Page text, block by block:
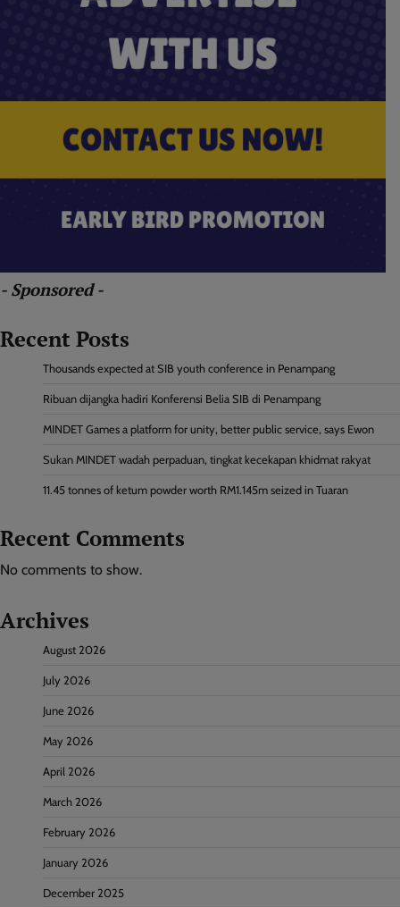
- Sponsored -
Recent Posts
Thousands expected at SIB youth conference in Penampang
Ribuan dijangka hadiri Konferensi Belia SIB di Penampang
MINDET Games a platform for unity, better public service, says Ewon
Sukan MINDET wadah perpaduan, tingkat kecekapan khidmat rakyat
11.45 tonnes of ketum powder worth RM1.145m seized in Tuaran
Recent Comments
No comments to show.
Archives
August 2026
July 2026
June 2026
May 2026
April 2026
March 2026
February 2026
January 2026
December 2025